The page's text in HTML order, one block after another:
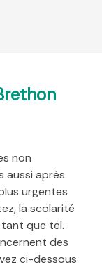
non
aussi après
urgentes
la scolarité
que tel.
des
ci-dessous